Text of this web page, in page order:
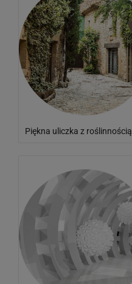
Piękna uliczka z roślinnością